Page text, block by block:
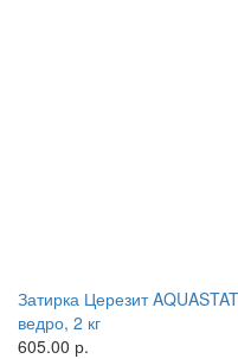
Затирка Церезит
ведро, 2 кг
605.00 р.